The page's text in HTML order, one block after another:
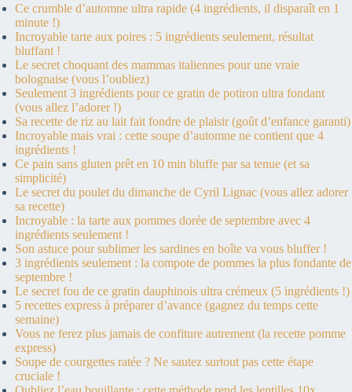
Ce crumble d’automne ultra rapide (4 ingrédients, il disparaît en 1
minute !)
Incroyable tarte aux poires : 5 ingrédients seulement, résultat
bluffant !
Le secret choquant des mammas italiennes pour une vraie
bolognaise (vous l’oubliez)
Seulement 3 ingrédients pour ce gratin de potiron ultra fondant
(vous allez l’adorer !)
Sa recette de riz au lait fait fondre de plaisir (goût d’enfance garanti)
Incroyable mais vrai : cette soupe d’automne ne contient que 4
ingrédients !
Ce pain sans gluten prêt en 10 min bluffe par sa tenue (et sa
simplicité)
Le secret du poulet du dimanche de Cyril Lignac (vous allez adorer
sa recette)
Incroyable : la tarte aux pommes dorée de septembre avec 4
ingrédients seulement !
Son astuce pour sublimer les sardines en boîte va vous bluffer !
3 ingrédients seulement : la compote de pommes la plus fondante de
septembre !
Le secret fou de ce gratin dauphinois ultra crémeux (5 ingrédients !)
5 recettes express à préparer d’avance (gagnez du temps cette
semaine)
Vous ne ferez plus jamais de confiture autrement (la recette pomme
express)
Soupe de courgettes ratée ? Ne sautez surtout pas cette étape
cruciale !